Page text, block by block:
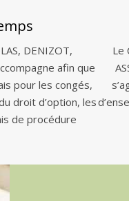
DENIZOT,
afin que
pour les congés,
droit d’option, les
de procédure
Le